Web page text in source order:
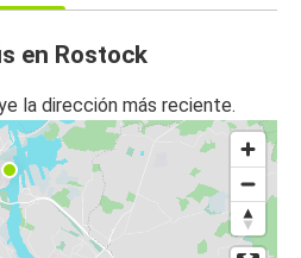
en Rostock
la dirección más reciente.